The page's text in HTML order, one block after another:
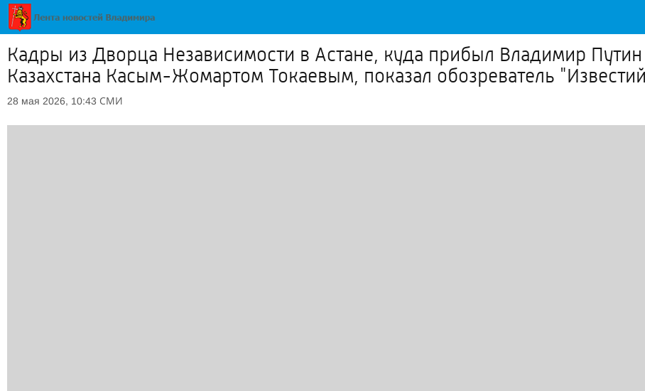
Кадры из Дворца Независимости в Астане, куда прибыл Владимир
Казахстана Касым-Жомартом Токаевым, показал обозреватель
28 мая 2026, 10:43 СМИ